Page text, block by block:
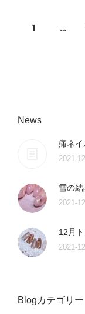
1 …
News
痛ネイ
2021-
雪の
2021-
12月
2021-
Blogカテゴリー